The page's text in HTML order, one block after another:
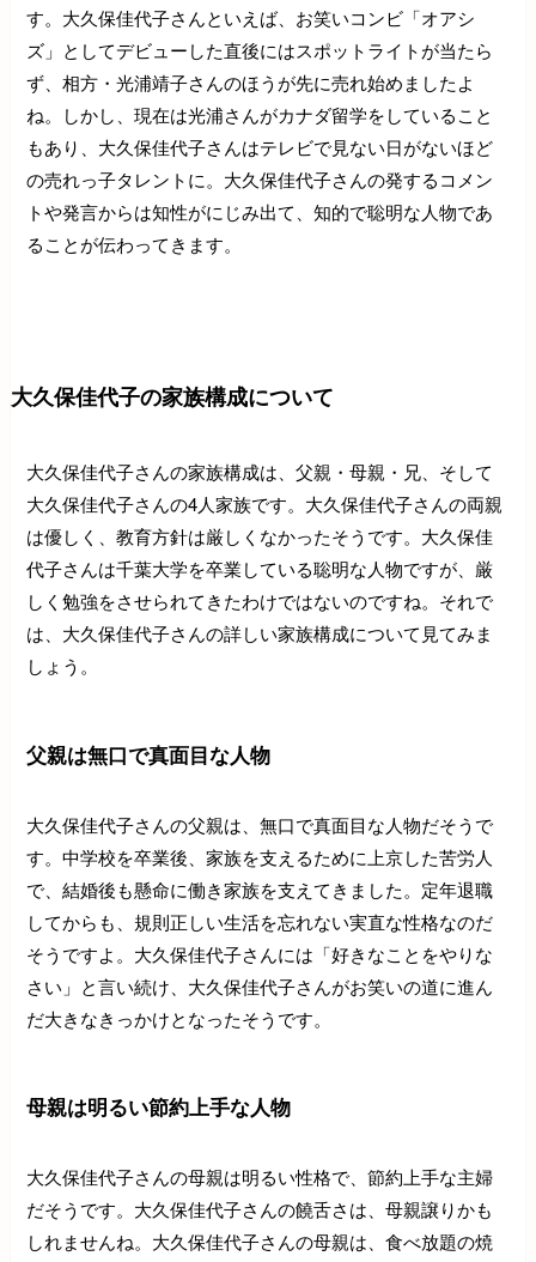
す。大久保佳代子さんといえば、お笑いコンビ「オアシ
ズ」としてデビューした直後にはスポットライトが当たら
ず、相方・光浦靖子さんのほうが先に売れ始めましたよ
ね。しかし、現在は光浦さんがカナダ留学をしていること
もあり、大久保佳代子さんはテレビで見ない日がないほど
の売れっ子タレントに。大久保佳代子さんの発するコメン
トや発言からは知性がにじみ出て、知的で聡明な人物であ
ることが伝わってきます。
大久保佳代子の家族構成について
大久保佳代子さんの家族構成は、父親・母親・兄、そして
大久保佳代子さんの4人家族です。大久保佳代子さんの両親
は優しく、教育方針は厳しくなかったそうです。大久保佳
代子さんは千葉大学を卒業している聡明な人物ですが、厳
しく勉強をさせられてきたわけではないのですね。それで
は、大久保佳代子さんの詳しい家族構成について見てみま
しょう。
父親は無口で真面目な人物
大久保佳代子さんの父親は、無口で真面目な人物だそうで
す。中学校を卒業後、家族を支えるために上京した苦労人
で、結婚後も懸命に働き家族を支えてきました。定年退職
してからも、規則正しい生活を忘れない実直な性格なのだ
そうですよ。大久保佳代子さんには「好きなことをやりな
さい」と言い続け、大久保佳代子さんがお笑いの道に進ん
だ大きなきっかけとなったそうです。
母親は明るい節約上手な人物
大久保佳代子さんの母親は明るい性格で、節約上手な主婦
だそうです。大久保佳代子さんの饒舌さは、母親譲りかも
しれませんね。大久保佳代子さんの母親は、食べ放題の焼